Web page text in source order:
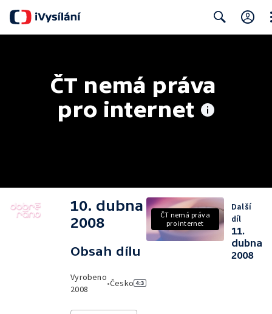
ČT nemá práva
pro internet
10. dubna
2008
Obsah dílu
Vyrobeno
2008
•Česko
ČT nemá práva
pro internet
Další
díl
11.
dubna
2008